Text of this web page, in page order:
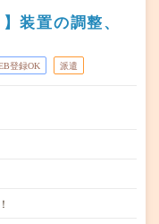
装置の調整、
登録OK 派遣